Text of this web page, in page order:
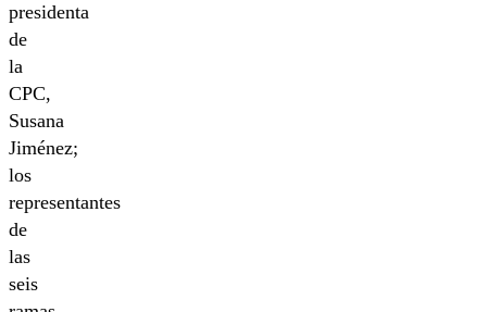
presidenta
de
la
CPC,
Susana
Jiménez;
los
representantes
de
las
seis